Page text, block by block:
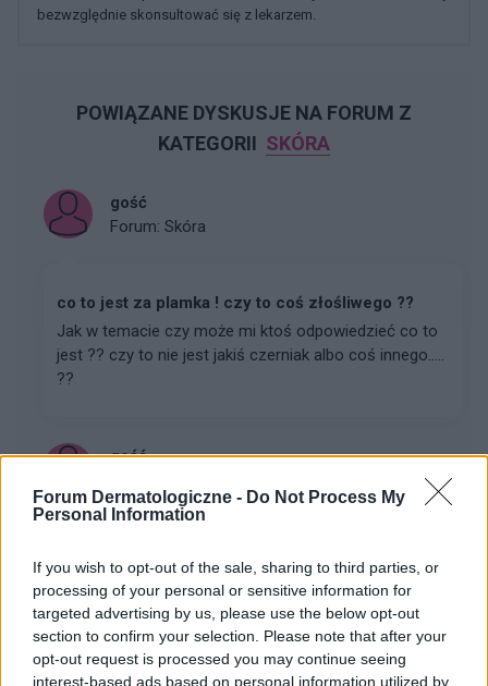
Forum Dermatologiczne - Do Not Process My
Personal Information
If you wish to opt-out of the sale, sharing to third parties, or
processing of your personal or sensitive information for
targeted advertising by us, please use the below opt-out
section to confirm your selection. Please note that after your
opt-out request is processed you may continue seeing
interest-based ads based on personal information utilized by
bezwzględnie skonsultować się z lekarzem.
POWIĄZANE DYSKUSJE NA FORUM Z
KATEGORII SKÓRA
gość
Forum: Skóra
co to jest za plamka ! czy to coś złośliwego ??
Jak w temacie czy może mi ktoś odpowiedzieć co to
jest ?? czy to nie jest jakiś czerniak albo coś innego.....
??
gość
Jak w temacie czy może mi ktoś odpowiedzieć co to
jest ?? czy to nie jest jakiś czerniak albo coś innego.....
??